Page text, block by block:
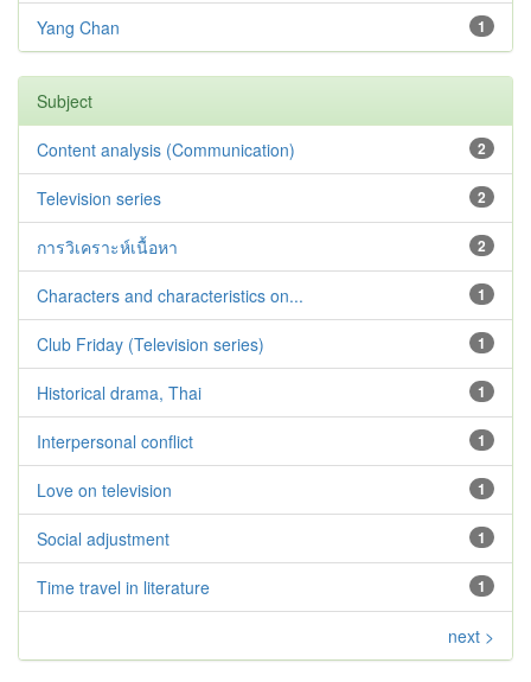
1
Yang Chan
Subject
2
Content analysis (Communication)
2
Television series
2
การวิเคราะห์เนื้อหา
1
Characters and characteristics on...
1
Club Friday (Television series)
1
Historical drama, Thai
1
Interpersonal conflict
1
Love on television
1
Social adjustment
1
Time travel in literature
next >